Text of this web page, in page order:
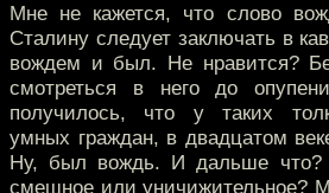
Мне не кажется, что слово
Сталину следует заключать в
вождем и был. Не нравится?
смотреться в него до
получилось, что у таких
умных граждан, в двадцатом
Ну, был вождь. И дальше что?
смешное или уничижительное?